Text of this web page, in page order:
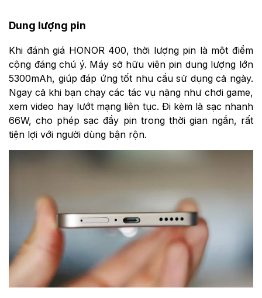
Dung lượng pin
Khi đánh giá HONOR 400, thời lượng pin là một điểm
cộng đáng chú ý. Máy sở hữu viên pin dung lượng lớn
5300mAh, giúp đáp ứng tốt nhu cầu sử dụng cả ngày.
Ngay cả khi bạn chạy các tác vụ nặng như chơi game,
xem video hay lướt mạng liên tục. Đi kèm là sạc nhanh
66W, cho phép sạc đầy pin trong thời gian ngắn, rất
tiện lợi với người dùng bận rộn.